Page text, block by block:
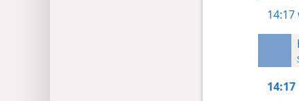
14:17
14:17